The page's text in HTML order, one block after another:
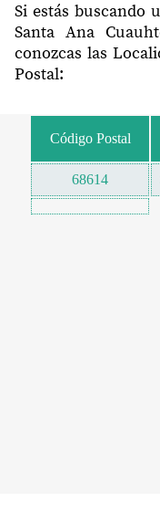
Si estás buscando
Santa Ana
conozcas las
Postal:
Código Postal
68614